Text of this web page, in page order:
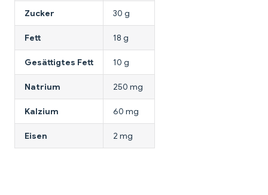
Zucker 30 g
Fett 18 g
Gesättigtes Fett 10 g
Natrium 250 mg
Kalzium 60 mg
Eisen 2 mg